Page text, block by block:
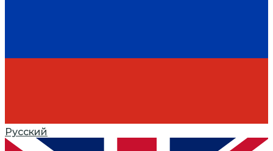
Русский